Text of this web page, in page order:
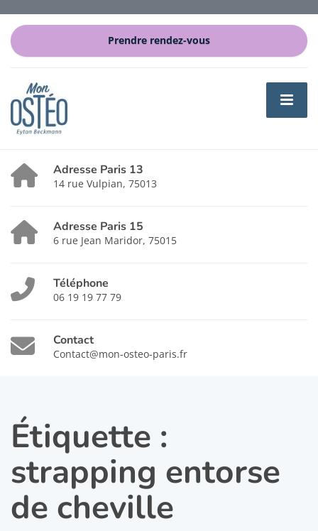
Prendre rendez-vous
Adresse Paris 13
14 rue Vulpian, 75013
Adresse Paris 15
6 rue Jean Maridor, 75015
Téléphone
06 19 19 77 79
Contact
Contact@mon-osteo-paris.fr
Étiquette :
strapping entorse
de cheville